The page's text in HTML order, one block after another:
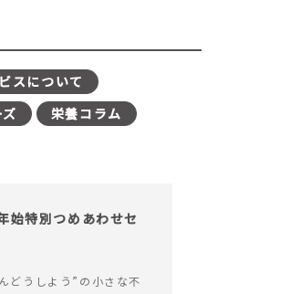
スについて
栄養コラム
始特別つめあわせセ
どうしよう”の小さな不